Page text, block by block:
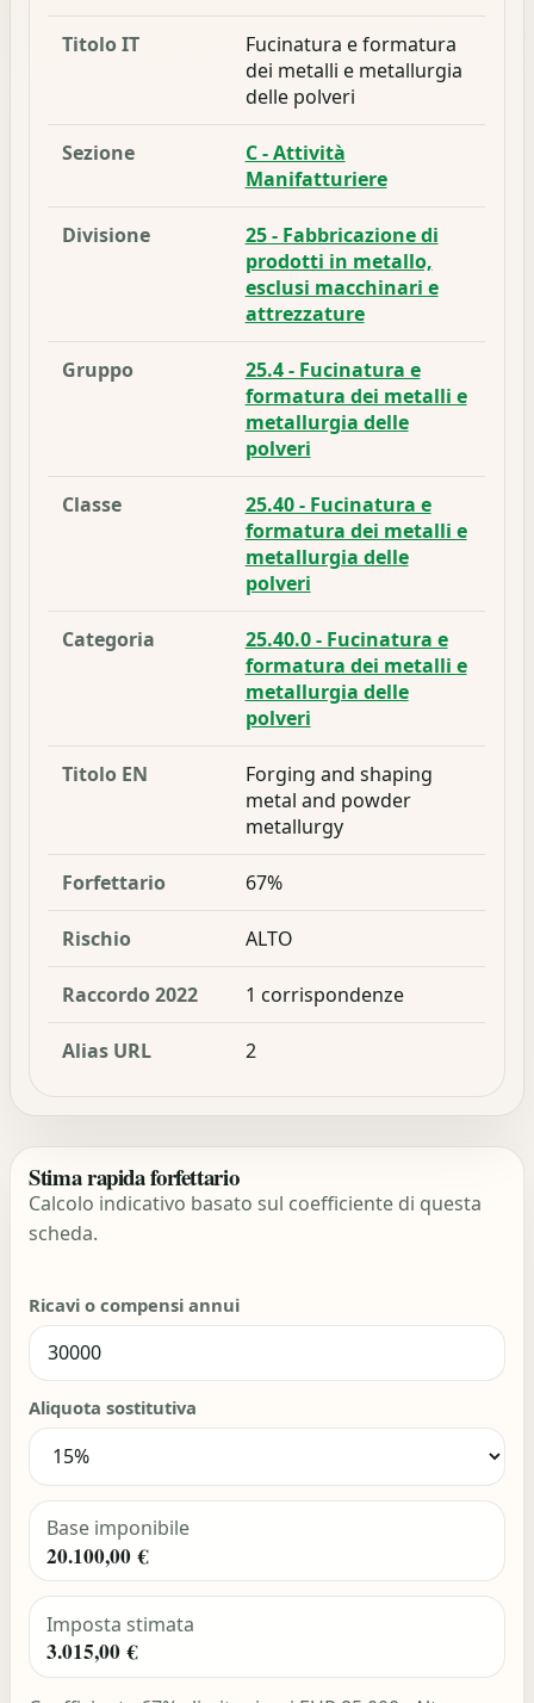
Titolo IT
Fucinatura e formatura
dei metalli e metallurgia
delle polveri
Sezione
C - Attività
Manifatturiere
Divisione
25 - Fabbricazione di
prodotti in metallo,
esclusi macchinari e
attrezzature
Gruppo
25.4 - Fucinatura e
formatura dei metalli e
metallurgia delle
polveri
Classe
25.40 - Fucinatura e
formatura dei metalli e
metallurgia delle
polveri
Categoria
25.40.0 - Fucinatura e
formatura dei metalli e
metallurgia delle
polveri
Titolo EN
Forging and shaping
metal and powder
metallurgy
Forfettario 67%
Rischio ALTO
Raccordo 2022 1 corrispondenze
Alias URL 2
Stima rapida forfettario
Calcolo indicativo basato sul coefficiente di questa
scheda.
Ricavi o compensi annui
Aliquota sostitutiva
Base imponibile
20.100,00 €
Imposta stimata
3.015,00 €